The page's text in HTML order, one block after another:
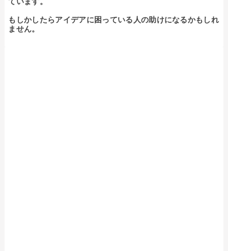
もしかしたらアイデアに困っている人の助けになるかもしれ
ません。